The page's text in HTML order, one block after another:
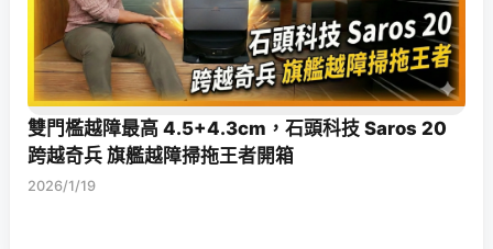
雙門檻越障最高 4.5+4.3cm，石頭科技 Saros 20
跨越奇兵 旗艦越障掃拖王者開箱
2026/1/19